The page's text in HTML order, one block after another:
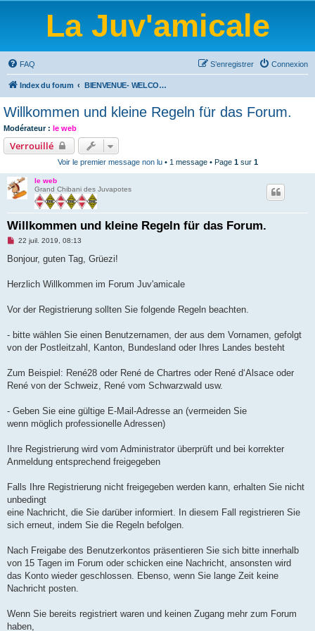
La Juv'amicale
FAQ Connexion
S’enregistrer
Index du forum BIENVENUE- WELCOME-BIENVENIDOS-WILLKOMMEN-BEM-VINDO-WELKOM
Willkommen und kleine Regeln für das Forum.
Modérateur : le web
Verrouillé
Voir le premier message non lu• 1 message • Page 1sur 1
le web
Grand Chibani des Juvapotes
Willkommen und kleine Regeln für das Forum.
M
s
g
o
u
22 juil. 2019, 08:13
Bonjour, guten Tag, Grüezi!
Herzlich Willkommen im Forum Juv'amicale
Vor der Registrierung sollten Sie folgende Regeln beachten.
- bitte wählen Sie einen Benutzernamen, der aus dem Vornamen, gefolgt
von der Postleitzahl, Kanton, Bundesland oder Ihres Landes besteht
Zum Beispiel: René28 oder René de Chartres oder René d‘Alsace oder
René von der Schweiz, René vom Schwarzwald usw.
- Geben Sie eine gültige E-Mail-Adresse an (vermeiden Sie
wenn möglich professionelle Adressen)
Ihre Registrierung wird vom Administrator überprüft und bei korrekter
Anmeldung entsprechend freigegeben
Falls Ihre Registrierung nicht freigegeben werden kann, erhalten Sie nicht
unbedingt
eine Nachricht, die Sie darüber informiert. In diesem Fall registrieren Sie
sich erneut, indem Sie die Regeln befolgen.
Nach Freigabe des Benutzerkontos präsentieren Sie sich bitte innerhalb
von 15 Tagen im Forum oder schicken eine Nachricht, ansonsten wird
das Konto wieder geschlossen. Ebenso, wenn Sie lange Zeit keine
Nachricht posten.
Wenn Sie bereits registriert waren und keinen Zugang mehr zum Forum
haben,